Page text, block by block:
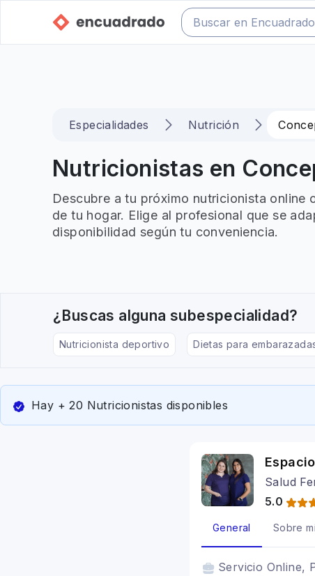
Especialidades Nutrición
Nutricionistas en
Descubre a tu próximo nutricionista online
de tu hogar. Elige al profesional que se
disponibilidad según tu conveniencia.
¿Buscas alguna subespecialidad?
Nutricionista deportivo Dietas para
Hay + 20 Nutricionistas disponibles
Salud
5.0
General Sobre
Servicio Online,